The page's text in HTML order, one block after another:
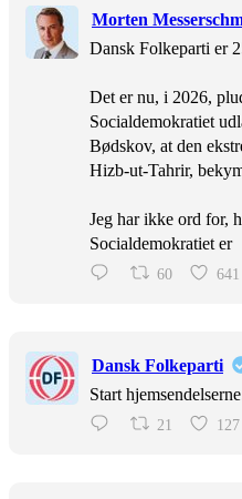
Morten
Dansk Folkeparti er
Det er nu, i 2026,
Socialdemokratiet
Bødskov, at den
Hizb-ut-Tahrir,
Jeg har ikke ord for,
Socialdemokratiet er
60 641
Dansk Folkeparti
Start
21 127